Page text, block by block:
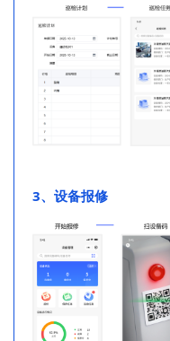
3、设备报修